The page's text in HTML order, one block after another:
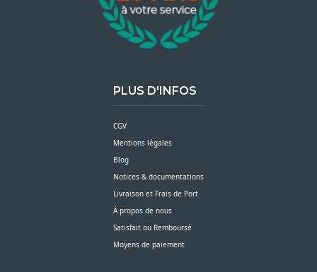
PLUS D'INFOS
CGV
Mentions légales
Blog
Notices & documentations
Livraison et Frais de Port
À propos de nous
Satisfait ou Remboursé
Moyens de paiement